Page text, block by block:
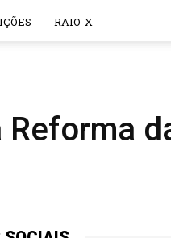
RAIO-X
Reforma